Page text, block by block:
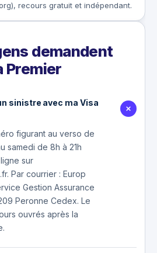
recours gratuit et indépendant.
demandent
Premier
sinistre avec ma Visa
figurant au verso de
samedi de 8h à 21h
sur
Par courrier : Europ
Gestion Assurance
Peronne Cedex. Le
ouvrés après la